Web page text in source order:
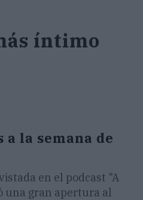
íntimo
la semana de
en el podcast "A
una gran apertura al